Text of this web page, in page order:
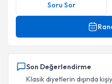
Soru Sor
Son Değerlendirme
Klasik diyetlerin dışında